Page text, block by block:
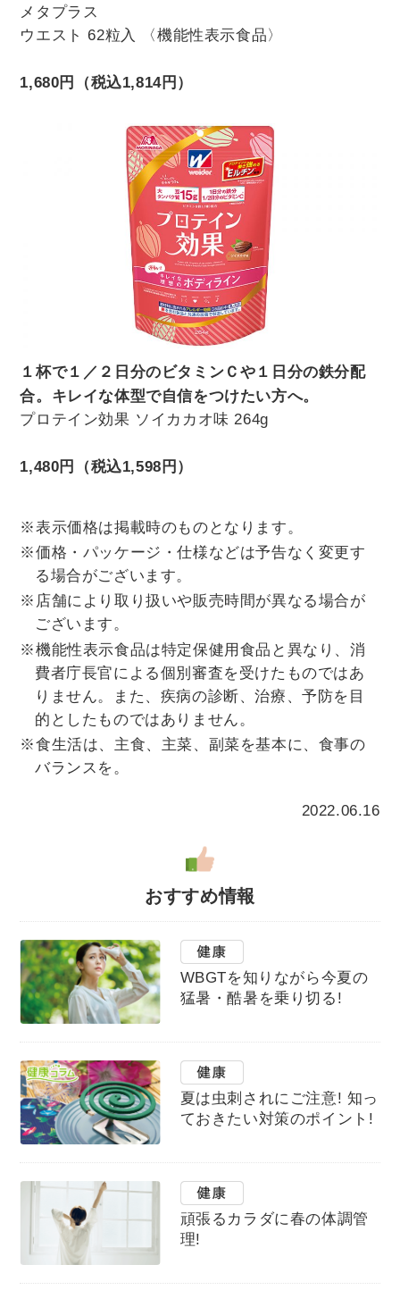
メタプラス
ウエスト 62粒入 〈機能性表示食品〉
1,680円（税込1,814円）
１杯で１／２日分のビタミンＣや１日分の鉄分配
合。キレイな体型で自信をつけたい方へ。
プロテイン効果 ソイカカオ味 264g
1,480円（税込1,598円）
※表示価格は掲載時のものとなります。
※価格・パッケージ・仕様などは予告なく変更す
る場合がございます。
※店舗により取り扱いや販売時間が異なる場合が
ございます。
※機能性表示食品は特定保健用食品と異なり、消
費者庁長官による個別審査を受けたものではあ
りません。また、疾病の診断、治療、予防を目
的としたものではありません。
※食生活は、主食、主菜、副菜を基本に、食事の
バランスを。
2022.06.16
おすすめ情報
WBGTを知りながら今夏の
猛暑・酷暑を乗り切る!
夏は虫刺されにご注意! 知っ
ておきたい対策のポイント!
頑張るカラダに春の体調管
理!